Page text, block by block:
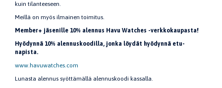
kuin tilanteeseen.
Meillä on myös ilmainen toimitus.
Member+ jäsenille 10% alennus Havu Watches -verkkokaupasta!
Hyödynnä 10% alennuskoodilla, jonka löydät hyödynnä etu-
napista.
www.havuwatches.com
Lunasta alennus syöttämällä alennuskoodi kassalla.